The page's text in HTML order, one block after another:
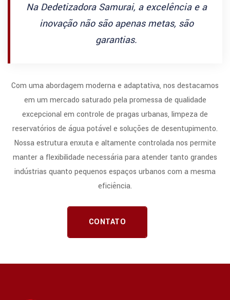
Na Dedetizadora Samurai, a excelência e a
inovação não são apenas metas, são
garantias.
Com uma abordagem moderna e adaptativa, nos destacamos
em um mercado saturado pela promessa de qualidade
excepcional em controle de pragas urbanas, limpeza de
reservatórios de água potável e soluções de desentupimento.
Nossa estrutura enxuta e altamente controlada nos permite
manter a flexibilidade necessária para atender tanto grandes
indústrias quanto pequenos espaços urbanos com a mesma
eficiência.
CONTATO